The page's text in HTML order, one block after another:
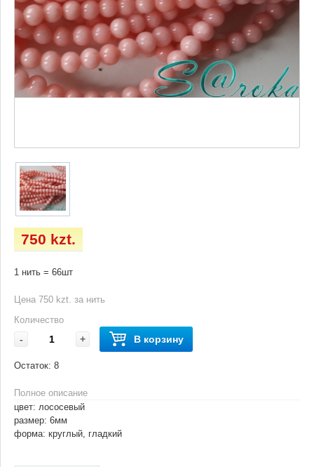
750 kzt.
1 нить = 66шт
Цена 750 kzt. за нить
Количество
- + В корзину
Остаток: 8
Полное описание
цвет: лососевый
размер: 6мм
форма: круглый, гладкий